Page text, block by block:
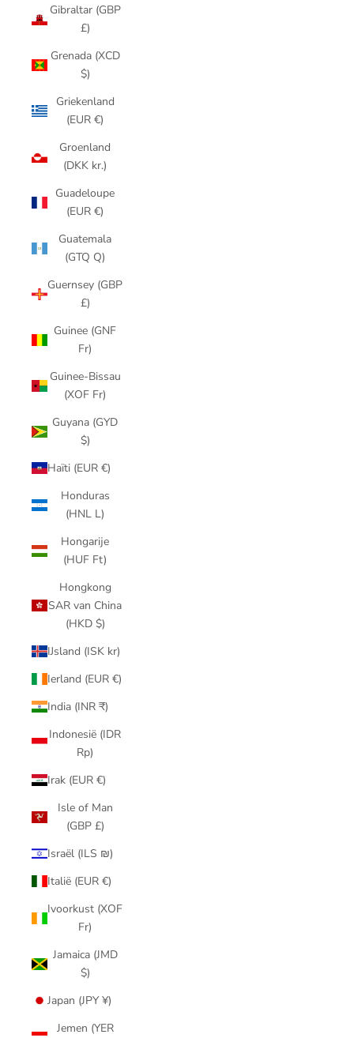
Gibraltar (GBP
£)
Grenada (XCD
$)
Griekenland
(EUR €)
Groenland
(DKK kr.)
Guadeloupe
(EUR €)
Guatemala
(GTQ Q)
Guernsey (GBP
£)
Guinee (GNF
Fr)
Guinee-Bissau
(XOF Fr)
Guyana (GYD
$)
Haïti (EUR €)
Honduras
(HNL L)
Hongarije
(HUF Ft)
Hongkong
SAR van China
(HKD $)
IJsland (ISK kr)
Ierland (EUR €)
India (INR ₹)
Indonesië (IDR
Rp)
Irak (EUR €)
Isle of Man
(GBP £)
Israël (ILS ₪)
Italië (EUR €)
Ivoorkust (XOF
Fr)
Jamaica (JMD
$)
Japan (JPY ¥)
Jemen (YER